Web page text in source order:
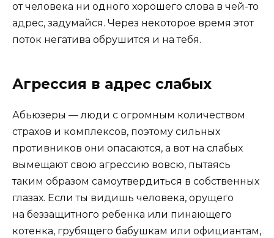
от человека ни одного хорошего слова в чей-то
адрес, задумайся. Через некоторое время этот
поток негатива обрушится и на тебя.
Агрессия в адрес слабых
Абьюзеры — люди с огромным количеством
страхов и комплексов, поэтому сильных
противников они опасаются, а вот на слабых
вымещают свою агрессию вовсю, пытаясь
таким образом самоутвердиться в собственных
глазах. Если ты видишь человека, орущего
на беззащитного ребенка или пинающего
котенка, грубящего бабушкам или официантам,